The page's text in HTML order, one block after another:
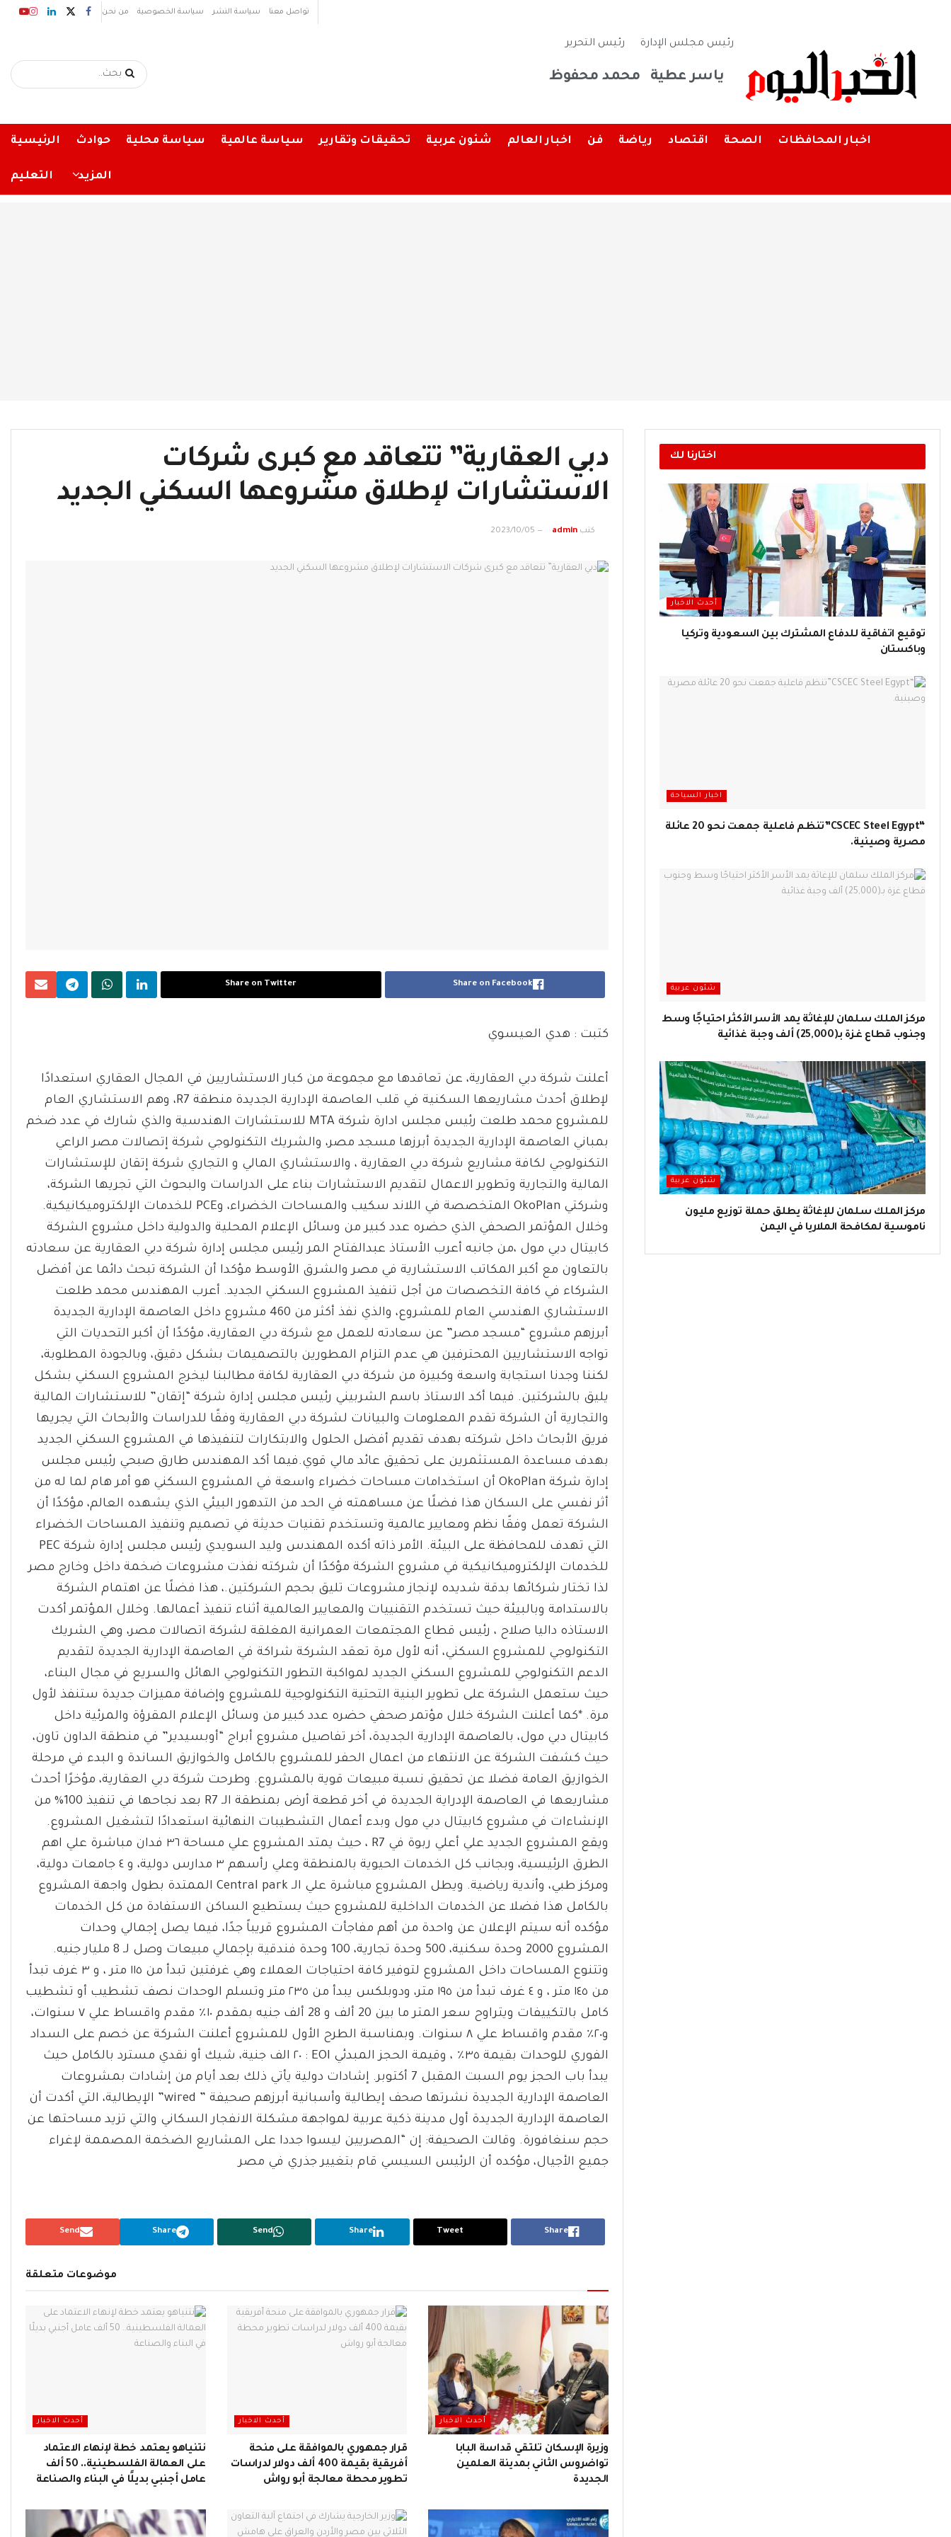
من نحن سياسة الخصوصية سياسة النشر تواصل معنا
رئيس مجلس الإدارة
ياسر عطية
رئيس التحرير
محمد محفوظ
الرئيسية حوادث سياسة محلية سياسة عالمية تحقيقات وتقارير شئون عربية اخبار العالم فن رياضة اقتصاد الصحة اخبار المحافظات
التعليم المزيد
دبي العقارية” تتعاقد مع كبرى شركات
الاستشارات لإطلاق مشروعها السكني الجديد
كتب admin
2023/10/05
Share on Facebook
Share on Twitter
كتبت : هدي العيسوي
أعلنت شركة دبي العقارية، عن تعاقدها مع مجموعة من كبار الاستشاريين في المجال العقاري استعدادًا
لإطلاق أحدث مشاريعها السكنية في قلب العاصمة الإدارية الجديدة منطقة R7، وهم الاستشاري العام
للمشروع محمد طلعت رئيس مجلس ادارة شركة MTA للاستشارات الهندسية والذي شارك في عدد ضخم
بمباني العاصمة الإدارية الجديدة أبرزها مسجد مصر، والشريك التكنولوجي شركة إتصالات مصر الراعي
التكنولوجي لكافة مشاريع شركة دبي العقارية ، والاستشاري المالي و التجاري شركة إتقان للإستشارات
المالية والتجارية وتطوير الاعمال لتقديم الاستشارات بناء على الدراسات والبحوث التي تجريها الشركة،
وشركتي OkoPlan المتخصصة في اللاند سكيب والمساحات الخضراء، وPCE للخدمات الإلكتروميكانيكية.
وخلال المؤتمر الصحفي الذي حضره عدد كبير من وسائل الإعلام المحلية والدولية داخل مشروع الشركة
كابيتال دبي مول ،من جانبه أعرب الأستاذ عبدالفتاح المر رئيس مجلس إدارة شركة دبي العقارية عن سعادته
بالتعاون مع أكبر المكاتب الاستشارية في مصر والشرق الأوسط مؤكدا أن الشركة تبحث دائما عن أفضل
الشركاء في كافة التخصصات من أجل تنفيذ المشروع السكني الجديد. أعرب المهندس محمد طلعت
الاستشاري الهندسي العام للمشروع، والذي نفذ أكثر من 460 مشروع داخل العاصمة الإدارية الجديدة
أبرزهم مشروع “مسجد مصر” عن سعادته للعمل مع شركة دبي العقارية، مؤكدًا أن أكبر التحديات التي
تواجه الاستشاريين المحترفين هي عدم التزام المطورين بالتصميمات بشكل دقيق، وبالجودة المطلوبة،
لكننا وجدنا استجابة واسعة وكبيرة من شركة دبي العقارية لكافة مطالبنا ليخرج المشروع السكني بشكل
يليق بالشركتين. فيما أكد الاستاذ باسم الشربيني رئيس مجلس إدارة شركة “إتقان” للاستشارات المالية
والتجارية أن الشركة تقدم المعلومات والبيانات لشركة دبي العقارية وفقًا للدراسات والأبحاث التي يجريها
فريق الأبحاث داخل شركته بهدف تقديم أفضل الحلول والابتكارات لتنفيذها في المشروع السكني الجديد
بهدف مساعدة المستثمرين على تحقيق عائد مالي قوي.فيما أكد المهندس طارق صبحي رئيس مجلس
إدارة شركة OkoPlan أن استخدامات مساحات خضراء واسعة في المشروع السكني هو أمر هام لما له من
أثر نفسي على السكان هذا فضلًا عن مساهمته في الحد من التدهور البيئي الذي يشهده العالم، مؤكدًا أن
الشركة تعمل وفقًا نظم ومعايير عالمية وتستخدم تقنيات حديثة في تصميم وتنفيذ المساحات الخضراء
التي تهدف للمحافظة على البيئة. الأمر ذاته أكده المهندس وليد السويدي رئيس مجلس إدارة شركة PEC
للخدمات الإلكتروميكانيكية في مشروع الشركة مؤكدًا أن شركته نفذت مشروعات ضخمة داخل وخارج مصر
لذا تختار شركائها بدقة شديده لإنجاز مشروعات تليق بحجم الشركتين.، هذا فضلًا عن اهتمام الشركة
بالاستدامة وبالبيئة حيث تستخدم التقنييات والمعايير العالمية أثناء تنفيذ أعمالها. وخلال المؤتمر أكدت
الاستاذه داليا صلاح ، رئيس قطاع المجتمعات العمرانية المغلقة لشركة اتصالات مصر، وهي الشريك
التكنولوجي للمشروع السكني، أنه لأول مرة تعقد الشركة شراكة في العاصمة الإدارية الجديدة لتقديم
الدعم التكنولوجي للمشروع السكني الجديد لمواكبة التطور التكنولوجي الهائل والسريع في مجال البناء،
حيث ستعمل الشركة على تطوير البنية التحتية التكنولوجية للمشروع وإضافة مميزات جديدة ستنفذ لأول
مرة. *كما أعلنت الشركة خلال مؤتمر صحفي حضره عدد كبير من وسائل الإعلام المقرؤة والمرئية داخل
كابيتال دبي مول، بالعاصمة الإدارية الجديدة، أخر تفاصيل مشروع أبراج “أوبسيدير” في منطقة الداون تاون،
حيث كشفت الشركة عن الانتهاء من اعمال الحفر للمشروع بالكامل والخوازيق الساندة و البدء في مرحلة
الخوازيق العامة فضلا عن تحقيق نسبة مبيعات قوية بالمشروع. وطرحت شركة دبي العقارية، مؤخرًا أحدث
مشاريعها في العاصمة الإدراية الجديدة في أخر قطعة أرض بمنطقة الـ R7 بعد نجاحها في تنفيذ 100% من
الإنشاءات في مشروع كابيتال دبي مول وبدء أعمال التشطيبات النهائية استعدادًا لتشغيل المشروع.
ويقع المشروع الجديد علي أعلي ربوة في R7 ، حيث يمتد المشروع علي مساحة ٣٦ فدان مباشرة علي اهم
الطرق الرئيسية، وبجانب كل الخدمات الحيوية بالمنطقة وعلي رأسهم ٣ مدارس دولية، و ٤ جامعات دولية،
ومركز طبي، وأندية رياضية. ويطل المشروع مباشرة علي الـ Central park الممتدة بطول واجهة المشروع
بالكامل هذا فضلا عن الخدمات الداخلية للمشروع حيث يستطيع الساكن الاستفادة من كل الخدمات
مؤكده أنه سيتم الإعلان عن واحدة من أهم مفاجأت المشروع قريباً جدًا، فيما يصل إجمالي وحدات
المشروع 2000 وحدة سكنية، 500 وحدة تجارية، 100 وحدة فندقية بإجمالي مبيعات وصل لـ 8 مليار جنيه.
وتتنوع المساحات داخل المشروع لتوفير كافة احتياجات العملاء وهي غرفتين تبدأ من ١١٥ متر ، و ٣ غرف تبدأ
من ١٤٥ متر ، و ٤ غرف تبدأ من ١٩٥ متر، ودوبلكس يبدأ من ٢٣٥ متر وتسلم الوحدات نصف تشطيب أو تشطيب
كامل بالتكييفات ويتراوح سعر المتر ما بين 20 ألف و 28 ألف جنيه بمقدم ١٠٪؜ مقدم واقساط علي ٧ سنوات،
و٢٠٪؜ مقدم واقساط علي ٨ سنوات. وبمناسبة الطرح الأول للمشروع أعلنت الشركة عن خصم على السداد
الفوري للوحدات بقيمة ٣٥٪؜ ، وقيمة الحجز المبدئي EOI : ٢٠ الف جنية، شيك أو نقدي مسترد بالكامل حيث
يبدأ باب الحجز يوم السبت المقبل 7 أكتوبر. إشادات دولية يأتي ذلك بعد أيام من إشادات بمشروعات
العاصمة الإدارية الجديدة نشرتها صحف إيطالية وأسبانية أبرزهم صحيفة ” wired” الإيطالية، التي أكدت أن
العاصمة الإدارية الجديدة أول مدينة ذكية عربية لمواجهة مشكلة الانفجار السكاني والتي تزيد مساحتها عن
حجم سنغافورة. وقالت الصحيفة: إن “المصريين ليسوا جددا على المشاريع الضخمة المصممة لإغراء
جميع الأجيال، مؤكده أن الرئيس السيسي قام بتغيير جذري في مصر
Share
Tweet
Share
Send
Share
Send
موضوعات متعلقة
أحدث الاخبار
وزيرة الإسكان تلتقي قداسة البابا
تواضروس الثاني بمدينة العلمين
الجديدة
أحدث الاخبار
قرار جمهوري بالموافقة على منحة
أفريقية بقيمة 400 ألف دولار لدراسات
تطوير محطة معالجة أبو رواش
أحدث الاخبار
نتنياهو يعتمد خطة لإنهاء الاعتماد
على العمالة الفلسطينية.. 50 ألف
عامل أجنبي بديلًا في البناء والصناعة
اختارنا لك
أحدث الاخبار
توقيع اتفاقية للدفاع المشترك بين السعودية وتركيا
وباكستان
اخبار السياحة
“CSCEC Steel Egypt”تنظم فاعلية جمعت نحو 20 عائلة
مصرية وصينية.
شئون عربية
مركز الملك سلمان للإغاثة يمد الأسر الأكثر احتياجًا وسط
وجنوب قطاع غزة بـ(25,000) ألف وجبة غذائية
شئون عربية
مركز الملك سلمان للإغاثة يطلق حملة توزيع مليون
ناموسية لمكافحة الملاريا في اليمن